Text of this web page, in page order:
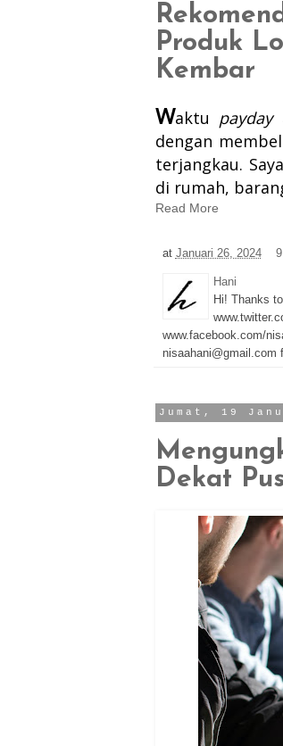
Produk
Kembar
Waktu payday
dengan
terjangkau.
di rumah,
Read More
at Januari 26, 2024
Hani
Hi! Thanks
www.facebook.com/
nisaahani@gmail.com
Jumat, 19
Dekat